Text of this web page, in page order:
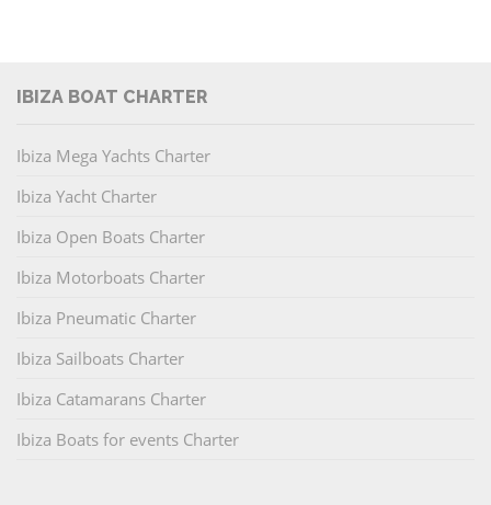
IBIZA BOAT CHARTER
Ibiza Mega Yachts Charter
Ibiza Yacht Charter
Ibiza Open Boats Charter
Ibiza Motorboats Charter
Ibiza Pneumatic Charter
Ibiza Sailboats Charter
Ibiza Catamarans Charter
Ibiza Boats for events Charter